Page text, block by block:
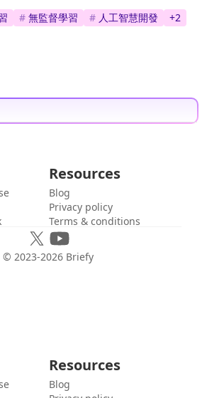
# 無監督學習 # 人工智慧開發 +2
Resources
Blog
Privacy policy
Terms & conditions
© 2023-2026 Briefy
Resources
Blog